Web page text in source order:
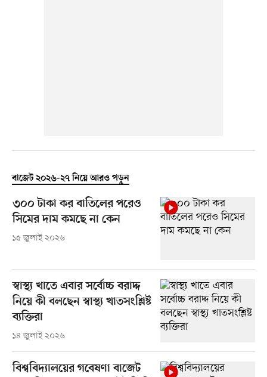
বাজেট ২০২৬-২৭ নিয়ে আরও পড়ুন
৩০০ টাকা কর বাতিলের পরেও
সিমের দাম কমছে না কেন
১৫ জুলাই ২০২৬
স্বাস্থ্য খাতে এবার সর্বোচ্চ বরাদ্দ
নিয়ে কী বলছেন স্বাস্থ্য খাতসংশ্লিষ্ট
ব্যক্তিরা
১৪ জুলাই ২০২৬
বিশ্ববিদ্যালয়ের গবেষণা বাজেট